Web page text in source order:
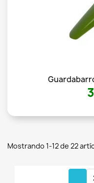
Mostrando 1-12 de 22